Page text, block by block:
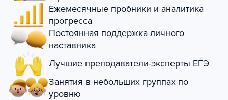
Ежемесячные пробники и аналитика
прогресса
Постоянная поддержка личного
наставника
Лучшие преподаватели-эксперты ЕГЭ
Занятия в небольших группах по
уровню